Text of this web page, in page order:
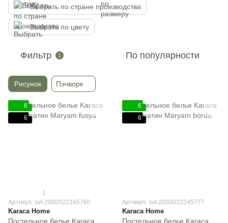
Выбрать по стране производства
Выбрать по цвету
Фильтр 1 По популярности
Рисунок Пэчворк
6
6
1
Артикул: svt-2000022245760
Karaca Home
Постельное белье Karaca
6
6
Артикул: svt-2000022245777
Karaca Home
Постельное белье Karaca